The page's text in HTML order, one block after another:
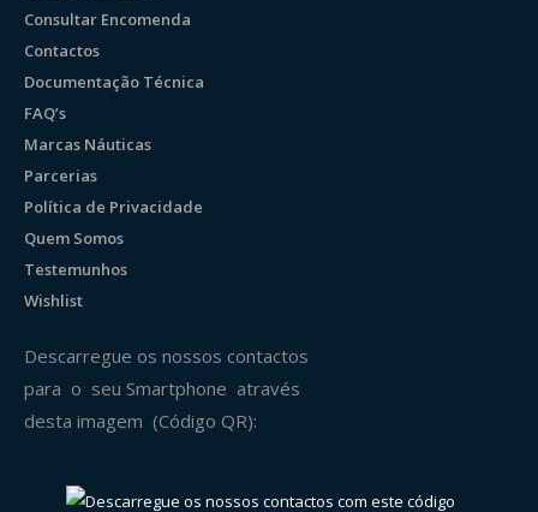
Consultar Encomenda
Contactos
Documentação Técnica
FAQ’s
Marcas Náuticas
Parcerias
Política de Privacidade
Quem Somos
Testemunhos
Wishlist
Descarregue os nossos contactos
para o seu Smartphone através
desta imagem (Código QR):